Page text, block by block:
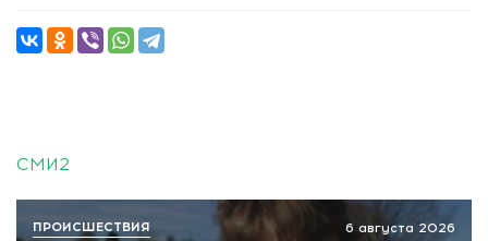
СМИ2
6 августа 2026
ПРОИСШЕСТВИЯ